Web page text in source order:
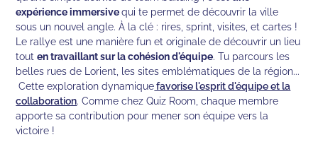
expérience immersivequi te permet de découvrir la ville
sous un nouvel angle. À la clé : rires, sprint, visites, et cartes !
Le rallye est une manière fun et originale de découvrir un lieu
touten travaillant sur la cohésion d'équipe. Tu parcours les
belles rues de Lorient, les sites emblématiques de la région...
Cette exploration dynamiquefavorise l'esprit d'équipe et la
collaboration. Comme chez Quiz Room, chaque membre
apporte sa contribution pour mener son équipe vers la
victoire !